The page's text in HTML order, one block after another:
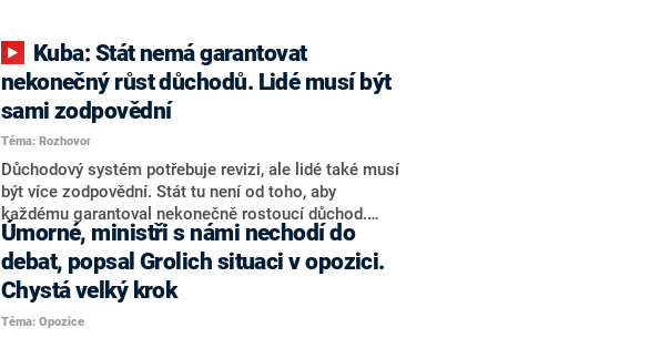
nekonečný růst důchodů. Lidé musí být
sami zodpovědní
Téma: Rozhovor
Důchodový systém potřebuje revizi, ale lidé také musí
být více zodpovědní. Stát tu není od toho, aby
každému garantoval nekonečně rostoucí důchod.
Chybí tu nový systém a my ho představíme,řekl
hejtman Jihočeského kraje a předseda hnutí Naše
Česko Martin Kuba v rozhovoru pro CNN Prima NEWS.
V čele státu pak podle něj nemůže být člověk, který by
střetem zájmů omezoval čerpání financí a rozvoj,
Úmorné, ministři s námi nechodí do
debat, popsal Grolich situaci v opozici.
Chystá velký krok
Téma: Opozice